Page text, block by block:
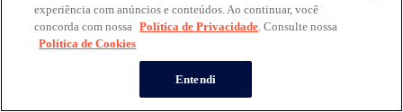
experiência com anúncios e conteúdos. Ao continuar, você
concorda com nossa Política de Privacidade. Consulte nossa
Política de Cookies
Entendi